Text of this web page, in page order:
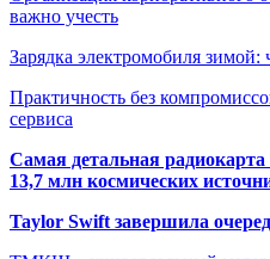
важно учесть
Зарядка электромобиля
Практичность без
сервиса
Самая детальная
13,7 млн космических
Taylor Swift завершила